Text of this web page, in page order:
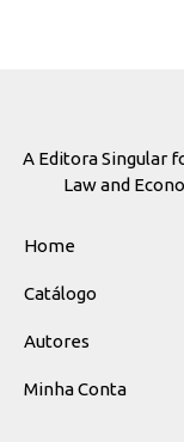
A Editora Singular
Law and
Home
Catálogo
Autores
Minha Conta